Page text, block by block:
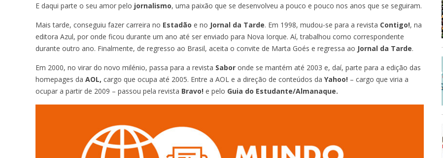
E daqui parte o seu amor pelo jornalismo, uma paixão que se desenvolveu a pouco e pouco nos anos que se seguiram.
Mais tarde, conseguiu fazer carreira no Estadão e no Jornal da Tarde. Em 1998, mudou-se para a revista Contigo!, na
editora Azul, por onde ficou durante um ano até ser enviado para Nova Iorque. Aí, trabalhou como correspondente
durante outro ano. Finalmente, de regresso ao Brasil, aceita o convite de Marta Goés e regressa ao Jornal da Tarde.
Em 2000, no virar do novo milénio, passa para a revista Sabor onde se mantém até 2003 e, daí, parte para a edição das
homepages da AOL, cargo que ocupa até 2005. Entre a AOL e a direção de conteúdos da Yahoo! – cargo que viria a
ocupar a partir de 2009 – passou pela revista Bravo! e pelo Guia do Estudante/Almanaque.